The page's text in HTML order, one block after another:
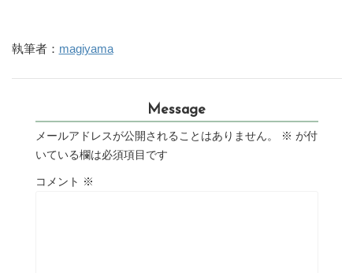
執筆者： magiyama
Message
メールアドレスが公開されることはありません。 ※ が付
いている欄は必須項目です
コメント ※